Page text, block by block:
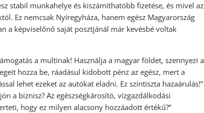
stabil munkahelye és kiszámíthatóbb fizetése, és mivel az
Ez nemcsak Nyíregyháza, hanem egész Magyarország
a képviselőnő saját posztjánál már kevésbé voltak
a multinak! Használja a magyar földet, szennyezi a
hozza be, ráadásul kidobott pénz az egész, mert a
lehet ezeket az autókat eladni. Ez színtiszta hazaárulás!”
a biznisz? Az egészségkárosító, vízgazdálkodási
hogy ez milyen alacsony hozzáadott értékű?”